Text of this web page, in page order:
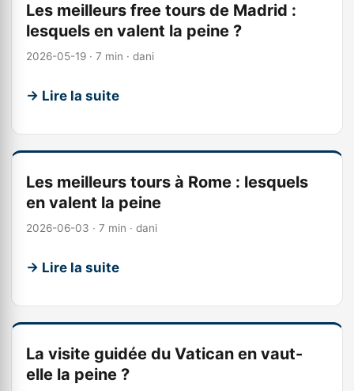
Les meilleurs free tours de Madrid :
lesquels en valent la peine ?
2026-05-19 · 7 min · dani
→ Lire la suite
Les meilleurs tours à Rome : lesquels
en valent la peine
2026-06-03 · 7 min · dani
→ Lire la suite
La visite guidée du Vatican en vaut-
elle la peine ?